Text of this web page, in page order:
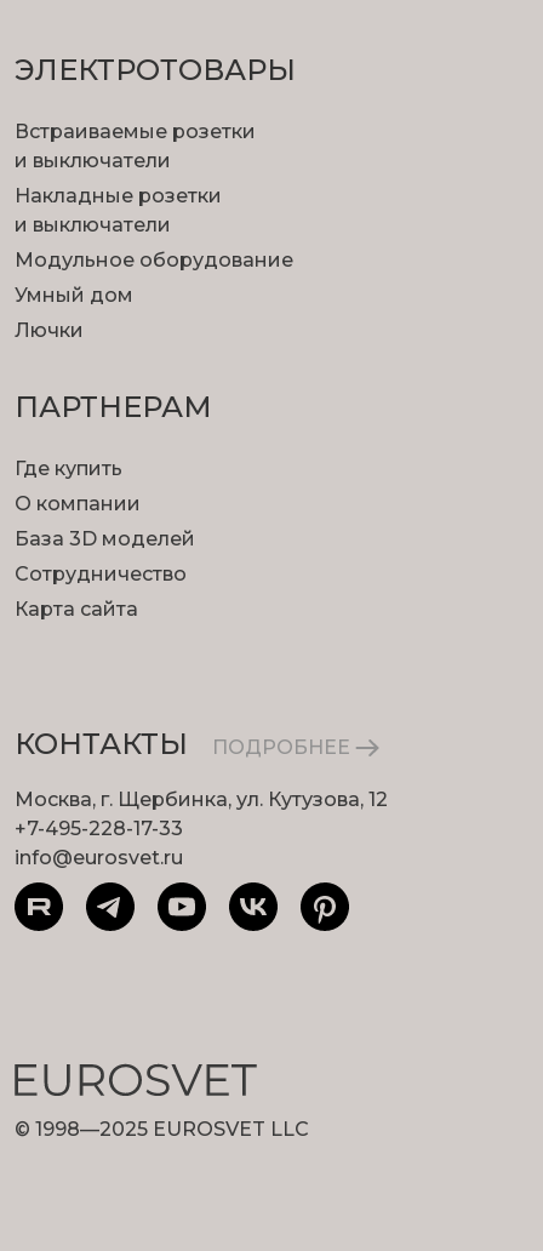
ЭЛЕКТРОТОВАРЫ
Встраиваемые розетки
и выключатели
Накладные розетки
и выключатели
Модульное оборудование
Умный дом
Лючки
ПАРТНЕРАМ
Где купить
О компании
База 3D моделей
Сотрудничество
Карта сайта
КОНТАКТЫ ПОДРОБНЕЕ
Москва, г. Щербинка, ул. Кутузова, 12
+7-495-228-17-33
info@eurosvet.ru
© 1998—2025 EUROSVET LLC